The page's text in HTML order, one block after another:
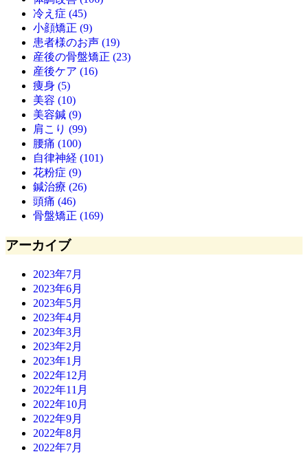
冷え症 (45)
小顔矯正 (9)
患者様のお声 (19)
産後の骨盤矯正 (23)
産後ケア (16)
痩身 (5)
美容 (10)
美容鍼 (9)
肩こり (99)
腰痛 (100)
自律神経 (101)
花粉症 (9)
鍼治療 (26)
頭痛 (46)
骨盤矯正 (169)
アーカイブ
2023年7月
2023年6月
2023年5月
2023年4月
2023年3月
2023年2月
2023年1月
2022年12月
2022年11月
2022年10月
2022年9月
2022年8月
2022年7月